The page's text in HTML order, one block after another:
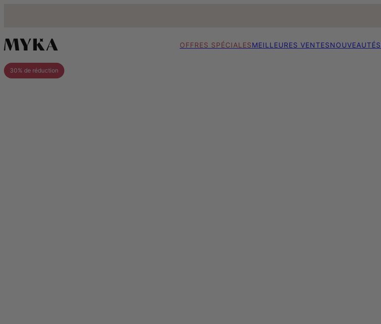
OFFRES SPÉCIALESMEILLEURES VENTESNOUVEAUTÉS
30% de réduction